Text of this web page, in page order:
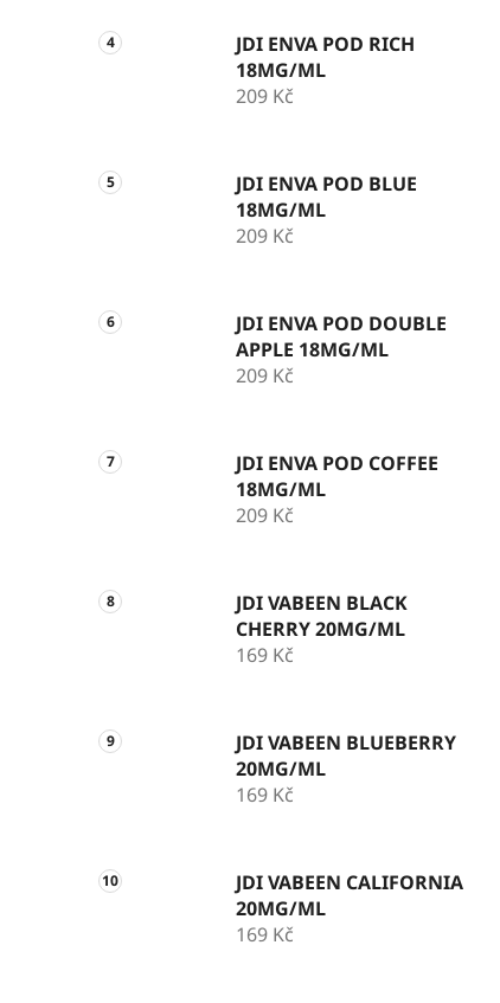
JDI ENVA POD RICH
18MG/ML
209 Kč
JDI ENVA POD BLUE
18MG/ML
209 Kč
JDI ENVA POD DOUBLE
APPLE 18MG/ML
209 Kč
JDI ENVA POD COFFEE
18MG/ML
209 Kč
JDI VABEEN BLACK
CHERRY 20MG/ML
169 Kč
JDI VABEEN BLUEBERRY
20MG/ML
169 Kč
JDI VABEEN CALIFORNIA
20MG/ML
169 Kč